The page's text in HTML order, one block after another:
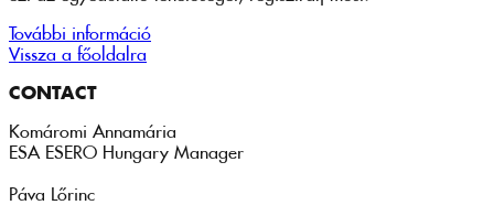
További információ
Vissza a főoldalra
CONTACT
Komáromi Annamária
ESA ESERO Hungary Manager
Páva Lőrinc